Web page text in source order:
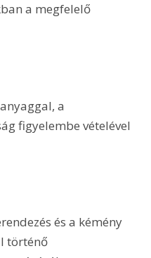
a
figyelembe vételével
történő